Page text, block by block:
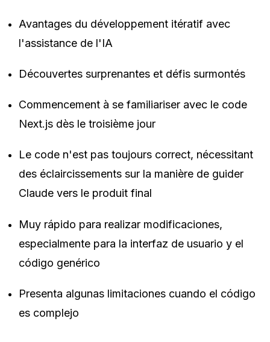
Avantages du développement itératif avec
l'assistance de l'IA
Découvertes surprenantes et défis surmontés
Commencement à se familiariser avec le code
Next.js dès le troisième jour
Le code n'est pas toujours correct, nécessitant
des éclaircissements sur la manière de guider
Claude vers le produit final
Muy rápido para realizar modificaciones,
especialmente para la interfaz de usuario y el
código genérico
Presenta algunas limitaciones cuando el código
es complejo